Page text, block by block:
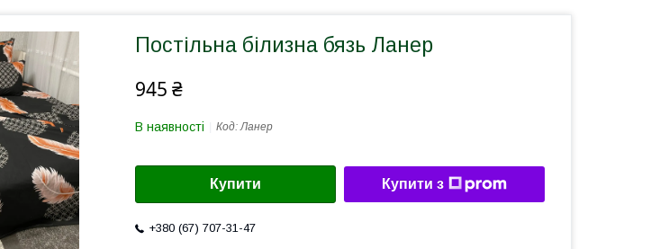
Постільна білизна бязь Ланер
945 ₴
В наявності Код:Ланер
Купити Купити з
+380 (67) 707-31-47